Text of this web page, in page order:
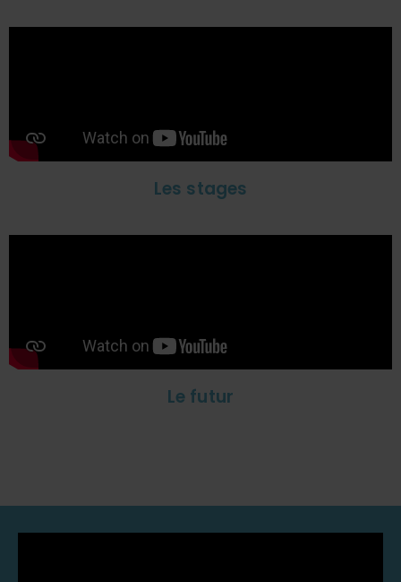
Les stages
Le futur